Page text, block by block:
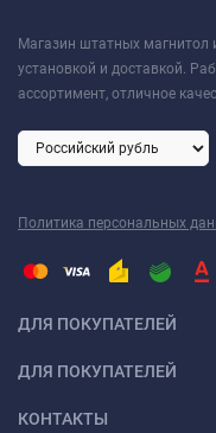
Магазин штатных магнитол
установкой и доставкой.
ассортимент, отличное
Политика персональных
ДЛЯ ПОКУПАТЕЛЕЙ
ДЛЯ ПОКУПАТЕЛЕЙ
КОНТАКТЫ